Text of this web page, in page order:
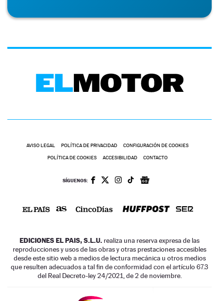
AVISO LEGAL POLÍTICA DE PRIVACIDAD CONFIGURACIÓN DE COOKIES
POLÍTICA DE COOKIES ACCESIBILIDAD CONTACTO
SÍGUENOS:
EDICIONES EL PAIS, S.L.U. realiza una reserva expresa de las
reproducciones y usos de las obras y otras prestaciones accesibles
desde este sitio web a medios de lectura mecánica u otros medios
que resulten adecuados a tal fin de conformidad con el artículo 67.3
del Real Decreto-ley 24/2021, de 2 de noviembre.